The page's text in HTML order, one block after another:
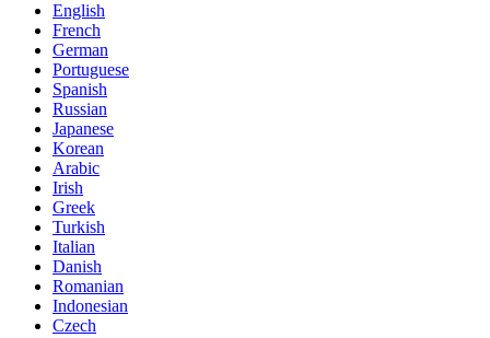
English
French
German
Portuguese
Spanish
Russian
Japanese
Korean
Arabic
Irish
Greek
Turkish
Italian
Danish
Romanian
Indonesian
Czech